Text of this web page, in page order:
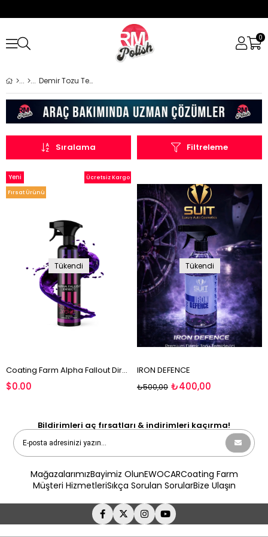
0
Demir Tozu Temizleme Ürünleri
Filtreleme
Sıralama
Tükendi
Coating Farm Alpha Fallout Direct
$0.00
Ücretsiz Kargo
Yeni
Ürün
Fırsat Ürünü
Tükendi
IRON DEFENCE
₺400,00
₺500,00
Bildirimleri aç fırsatları & indirimleri kaçırma!
MağazalarımızBayimiz OlunEWOCARCoating Farm
Müşteri HizmetleriSıkça Sorulan SorularBize Ulaşın